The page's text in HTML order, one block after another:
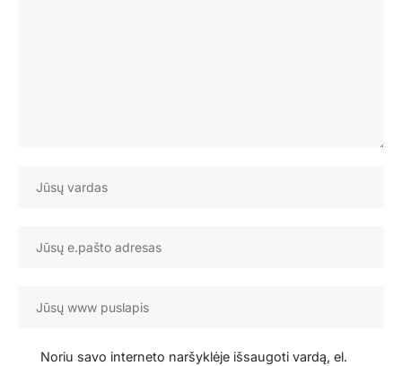
Noriu savo interneto naršyklėje išsaugoti vardą, el.